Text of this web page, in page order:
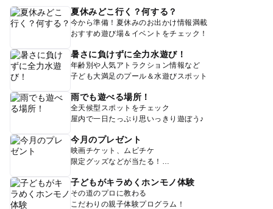
夏休みどこ行く？何する？
今から準備！夏休みのお出かけ情報満載
おすすめ遊び場＆イベントをチェック！
暑さに負けずに全力水遊び！
年齢別や人気アトラクション情報など
子ども大満足のプール＆水遊びスポット
雨でも遊べる場所！
全天候型スポットをチェック
屋内で一日たっぷり思いっきり遊ぼう♪
今月のプレゼント
映画チケット、ムビチケ
限定グッズなどが当たる！
子どもがキラめくホンモノ体験
その道のプロに教わる
こだわりの親子体験プログラム！